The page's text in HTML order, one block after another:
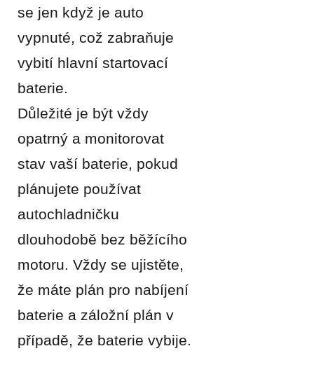
se jen když je auto
vypnuté, což zabraňuje
vybití hlavní startovací
baterie.
Důležité je být vždy
opatrný a monitorovat
stav vaší baterie, pokud
plánujete používat
autochladničku
dlouhodobě bez běžícího
motoru. Vždy se ujistěte,
že máte plán pro nabíjení
baterie a záložní plán v
případě, že baterie vybije.